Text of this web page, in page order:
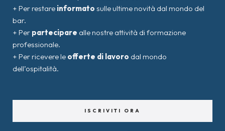
+ Per restare informato sulle ultime novità dal mondo del
bar.
+ Per partecipare alle nostre attività di formazione
professionale.
+ Per ricevere le offerte di lavoro dal mondo
dell’ospitalità.
ISCRIVITI ORA